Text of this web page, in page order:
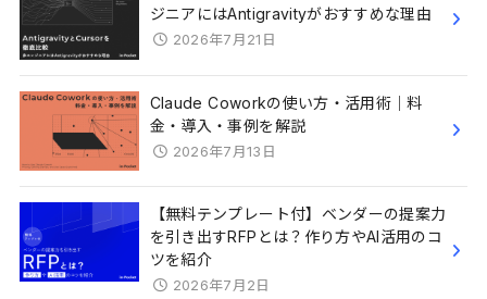
ジニアにはAntigravityがおすすめな理由
2026年7月21日
Claude Coworkの使い方・活用術｜料
金・導入・事例を解説
2026年7月13日
【無料テンプレート付】ベンダーの提案力
を引き出すRFPとは？作り方やAI活用のコ
ツを紹介
2026年7月2日